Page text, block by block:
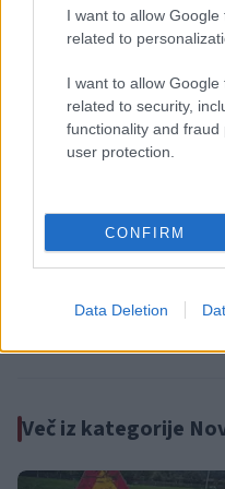
I want to allow
related to
I want to allow
related to security,
functionality and
user protection.
CONFIRM
Data Deletion
sovraštva, nasilja ali
rasističnimi,
Failed to fetch
Kategorije: Novice
odpadki
okolje
Več iz kategorije